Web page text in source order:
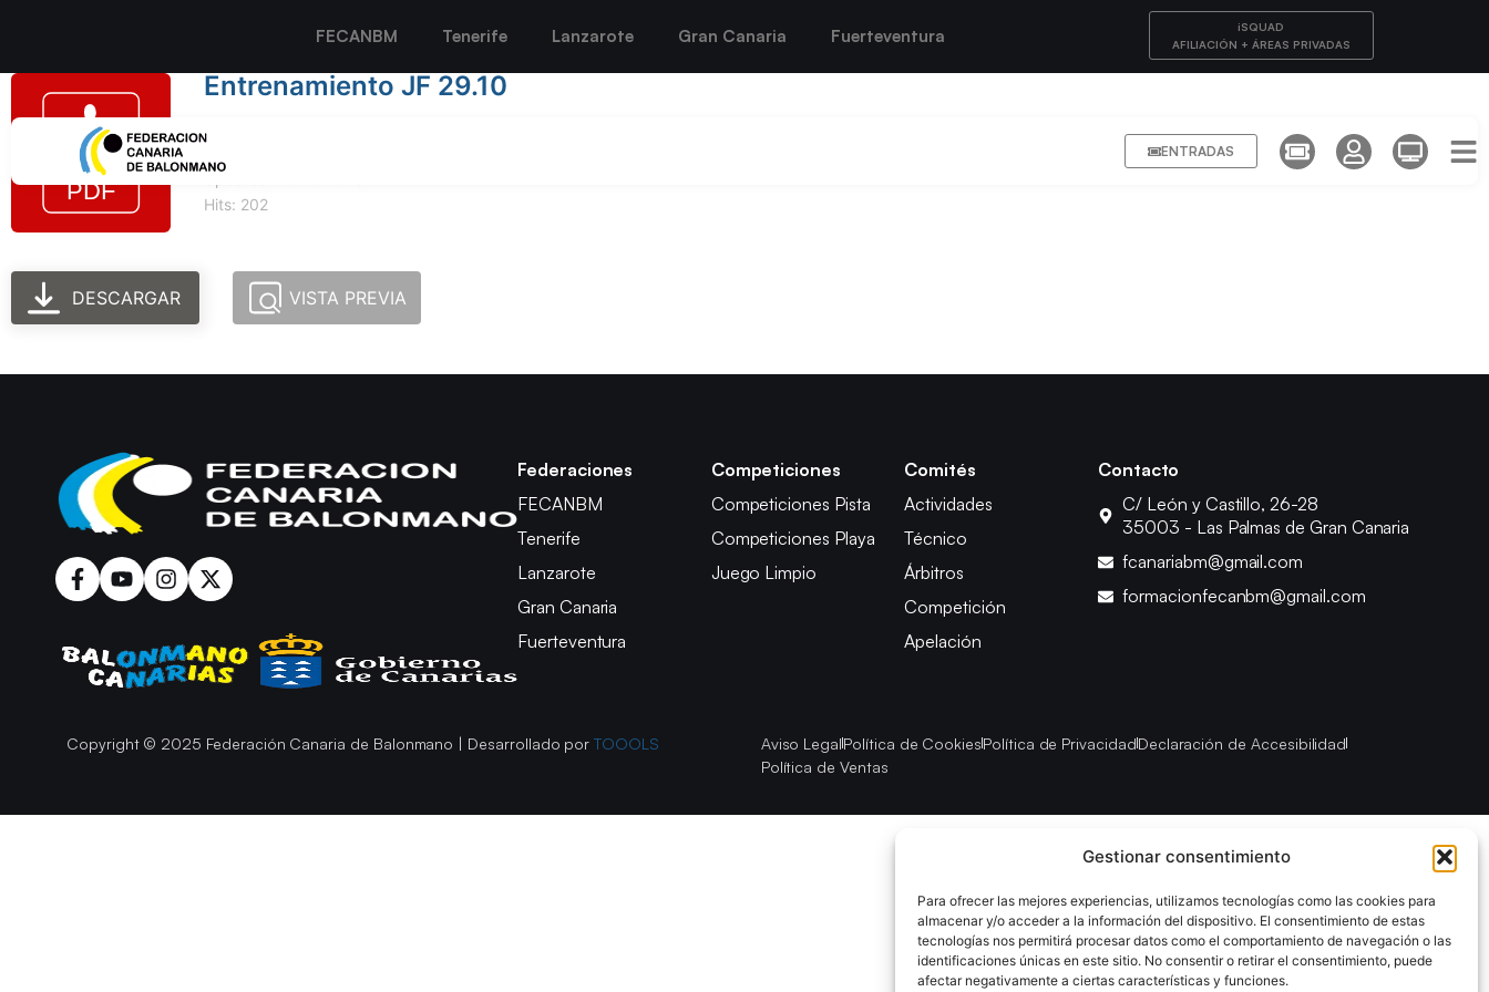
Gestionar consentimiento
Para ofrecer las mejores experiencias, utilizamos tecnologías como las cookies para
almacenar y/o acceder a la información del dispositivo. El consentimiento de estas
tecnologías nos permitirá procesar datos como el comportamiento de navegación o las
identificaciones únicas en este sitio. No consentir o retirar el consentimiento, puede
afectar negativamente a ciertas características y funciones.
FECANBM Tenerife Lanzarote Gran Canaria Fuerteventura
iSQUAD
AFILIACIÓN + ÁREAS PRIVADAS
ENTRADAS
Entrenamiento JF 29.10
Hits: 202
DESCARGAR VISTA PREVIA
Federaciones
FECANBM
Tenerife
Lanzarote
Gran Canaria
Fuerteventura
Competiciones
Competiciones Pista
Competiciones Playa
Juego Limpio
Comités
Actividades
Técnico
Árbitros
Competición
Apelación
Contacto
C/ León y Castillo, 26-28
35003 - Las Palmas de Gran Canaria
fcanariabm@gmail.com
formacionfecanbm@gmail.com
Copyright © 2025 Federación Canaria de Balonmano | Desarrollado porTOOOLS Aviso LegalPolítica de CookiesPolítica de PrivacidadDeclaración de Accesibilidad
Política de Ventas